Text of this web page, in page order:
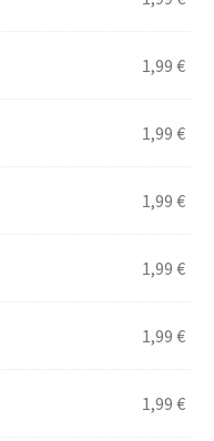
1,99 €
1,99 €
1,99 €
1,99 €
1,99 €
1,99 €